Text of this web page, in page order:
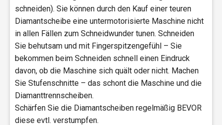
schneiden). Sie können durch den Kauf einer teuren
Diamantscheibe eine untermotorisierte Maschine nicht
in allen Fällen zum Schneidwunder tunen. Schneiden
Sie behutsam und mit Fingerspitzengefühl – Sie
bekommen beim Schneiden schnell einen Eindruck
davon, ob die Maschine sich quält oder nicht. Machen
Sie Stufenschnitte – das schont die Maschine und die
Diamanttrennscheiben.
Schärfen Sie die Diamantscheiben regelmäßig BEVOR
diese evtl. verstumpfen.